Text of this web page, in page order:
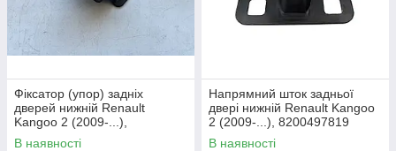
Фіксатор (упор) задніх
дверей нижній Renault
Kangoo 2 (2009-...),
8200497816
В наявності
Напрямний шток задньої
двері нижній Renault Kangoo
2 (2009-...), 8200497819
В наявності